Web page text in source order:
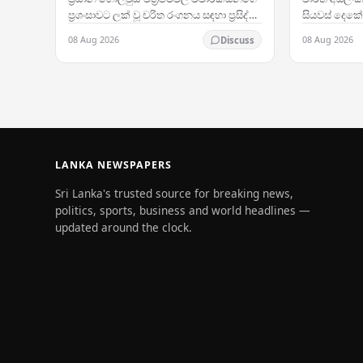
ප්‍රශංසාවට ලක් වූ චරිත රංගනය සඳහා ප්‍රසිද්ධ,
සම්මාන දිනූ බ්‍රිතාන්‍ය නිළි රොසමන්ඩ් පයික්,
දිවයිනට සැලකිය යුතු…
08 Aug 2026 Discuss
පරාජය
සියවස්
කණ්ඩායම
ගැලන්ට්ස්
අවසාන මහ…
08 Aug 2026
LANKA NEWSPAPERS
Sri Lanka's trusted source for breaking news,
politics, sports, business and world headlines —
updated around the clock.